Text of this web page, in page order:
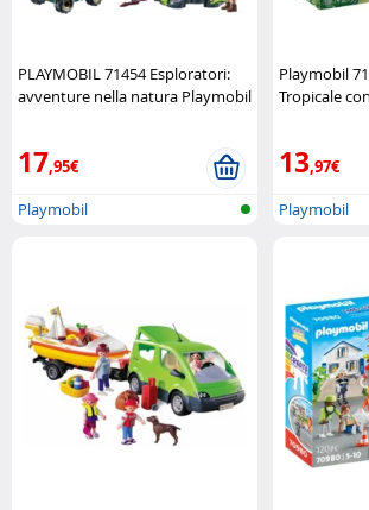
PLAYMOBIL 71454 Esploratori:
avventure nella natura Playmobil
17,95€
Playmobil
Playmobil
Tropicale
13,97€
Playmobil